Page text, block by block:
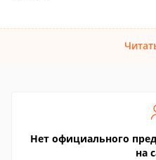
Нет официального
на